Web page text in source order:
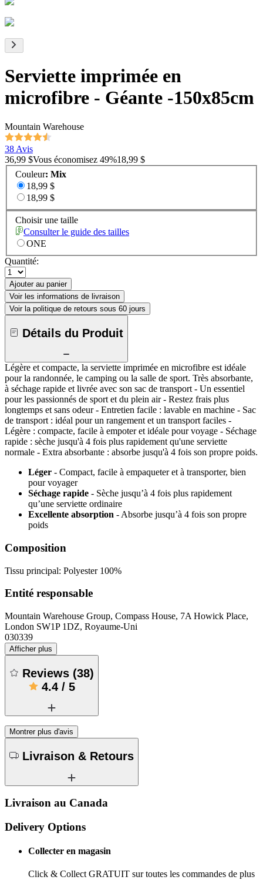
Serviette imprimée en
microfibre - Géante -150x85cm
Mountain Warehouse
38 Avis
36,99 $Vous économisez 49%18,99 $
Couleur: Mix
18,99 $
18,99 $
Choisir une taille
Consulter le guide des tailles
ONE
Quantité:
Ajouter au panier
Voir les informations de livraison
Voir la politique de retours sous 60 jours
Détails du Produit
Légère et compacte, la serviette imprimée en microfibre est idéale
pour la randonnée, le camping ou la salle de sport. Très absorbante,
à séchage rapide et livrée avec son sac de transport - Un essentiel
pour les passionnés de sport et du plein air - Restez frais plus
longtemps et sans odeur - Entretien facile : lavable en machine - Sac
de transport : idéal pour un rangement et un transport faciles -
Légère : compacte, facile à empoter et idéale pour voyage - Séchage
rapide : sèche jusqu'à 4 fois plus rapidement qu'une serviette
normale - Extra absorbante : absorbe jusqu'à 4 fois son propre poids.
Léger - Compact, facile à empaqueter et à transporter, bien
pour voyager
Séchage rapide - Sèche jusqu’à 4 fois plus rapidement
qu’une serviette ordinaire
Excellente absorption - Absorbe jusqu’à 4 fois son propre
poids
Composition
Tissu principal: Polyester 100%
Entité responsable
Mountain Warehouse Group, Compass House, 7A Howick Place,
London SW1P 1DZ, Royaume-Uni
030339
Afficher plus
Reviews (38)
4.4/ 5
Montrer plus d'avis
Livraison & Retours
Livraison au Canada
Delivery Options
Collecter en magasin
Click & Collect GRATUIT sur toutes les commandes de plus